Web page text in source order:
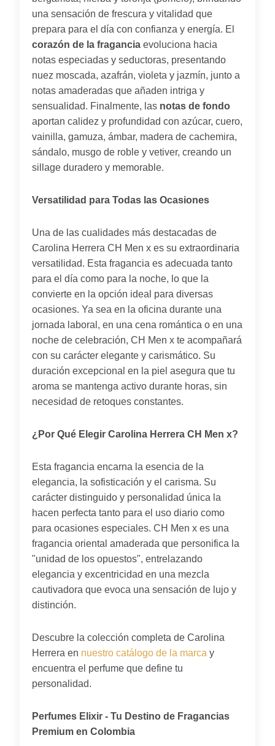
una sensación de frescura y vitalidad que
prepara para el día con confianza y energía. El
corazón de la fragancia evoluciona hacia
notas especiadas y seductoras, presentando
nuez moscada, azafrán, violeta y jazmín, junto a
notas amaderadas que añaden intriga y
sensualidad. Finalmente, las notas de fondo
aportan calidez y profundidad con azúcar, cuero,
vainilla, gamuza, ámbar, madera de cachemira,
sándalo, musgo de roble y vetiver, creando un
sillage duradero y memorable.
Versatilidad para Todas las Ocasiones
Una de las cualidades más destacadas de
Carolina Herrera CH Men x es su extraordinaria
versatilidad. Esta fragancia es adecuada tanto
para el día como para la noche, lo que la
convierte en la opción ideal para diversas
ocasiones. Ya sea en la oficina durante una
jornada laboral, en una cena romántica o en una
noche de celebración, CH Men x te acompañará
con su carácter elegante y carismático. Su
duración excepcional en la piel asegura que tu
aroma se mantenga activo durante horas, sin
necesidad de retoques constantes.
¿Por Qué Elegir Carolina Herrera CH Men x?
Esta fragancia encarna la esencia de la
elegancia, la sofisticación y el carisma. Su
carácter distinguido y personalidad única la
hacen perfecta tanto para el uso diario como
para ocasiones especiales. CH Men x es una
fragancia oriental amaderada que personifica la
"unidad de los opuestos", entrelazando
elegancia y excentricidad en una mezcla
cautivadora que evoca una sensación de lujo y
distinción.
Descubre la colección completa de Carolina
Herrera en nuestro catálogo de la marca y
encuentra el perfume que define tu
personalidad.
Perfumes Elixir - Tu Destino de Fragancias
Premium en Colombia